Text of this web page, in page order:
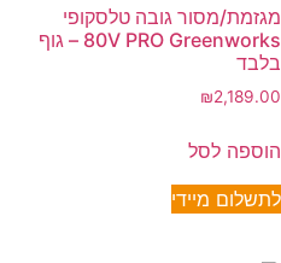
מגזמת/מסור גובה טלסקופי
80V PRO Greenworks – גוף
בלבד
₪2,189.00
הוספה לסל
לתשלום מיידי